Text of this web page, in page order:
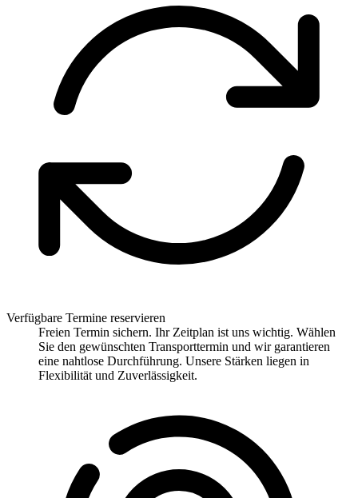
Verfügbare Termine reservieren
Freien Termin sichern. Ihr Zeitplan ist uns wichtig. Wählen
Sie den gewünschten Transporttermin und wir garantieren
eine nahtlose Durchführung. Unsere Stärken liegen in
Flexibilität und Zuverlässigkeit.